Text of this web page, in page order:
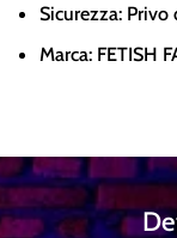
Sicurezza:
Marca: FETISH